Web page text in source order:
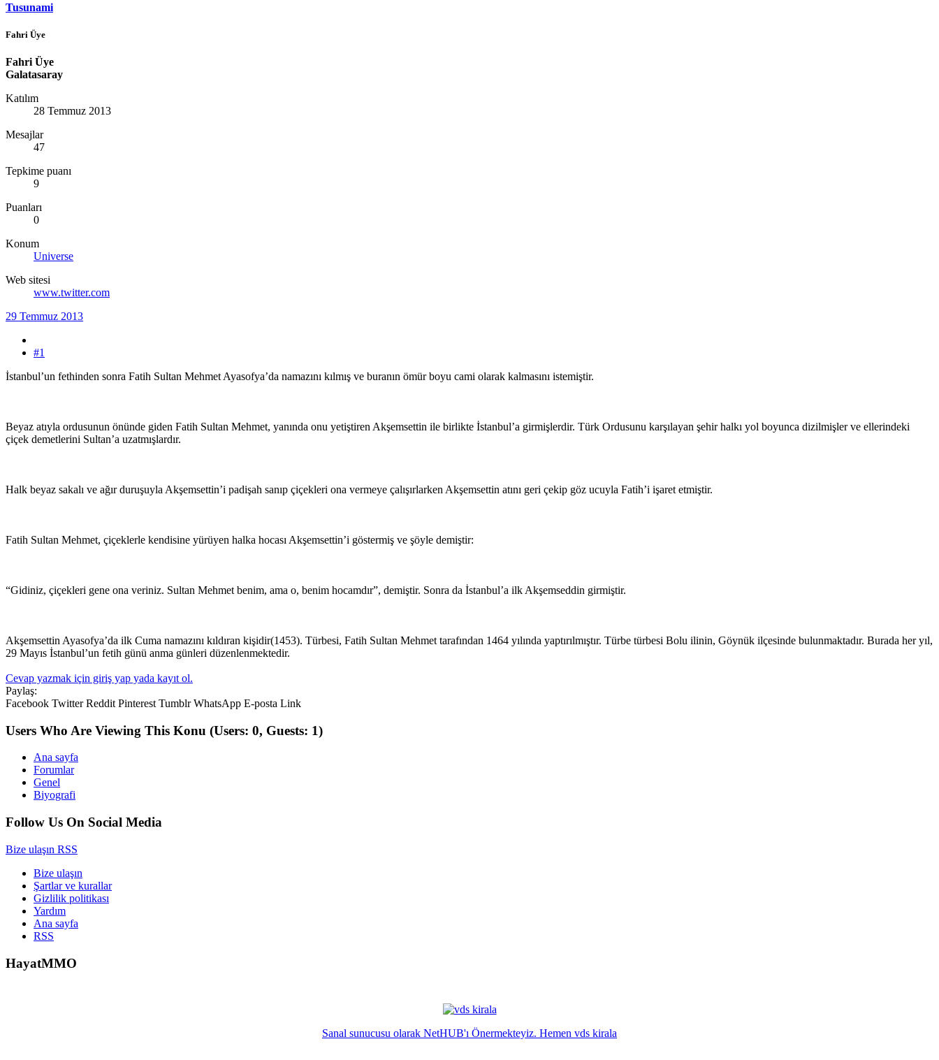
Tusunami
Fahri Üye
Fahri Üye
Galatasaray
Katılım
28 Temmuz 2013
Mesajlar
47
Tepkime puanı
9
Puanları
0
Konum
Universe
Web sitesi
www.twitter.com
29 Temmuz 2013
#1
İstanbul’un fethinden sonra Fatih Sultan Mehmet Ayasofya’da namazını kılmış ve buranın ömür boyu cami olarak kalmasını istemiştir.
Beyaz atıyla ordusunun önünde giden Fatih Sultan Mehmet, yanında onu yetiştiren Akşemsettin ile birlikte İstanbul’a girmişlerdir. Türk Ordusunu karşılayan şehir halkı yol boyunca dizilmişler ve ellerindeki
çiçek demetlerini Sultan’a uzatmışlardır.
Halk beyaz sakalı ve ağır duruşuyla Akşemsettin’i padişah sanıp çiçekleri ona vermeye çalışırlarken Akşemsettin atını geri çekip göz ucuyla Fatih’i işaret etmiştir.
Fatih Sultan Mehmet, çiçeklerle kendisine yürüyen halka hocası Akşemsettin’i göstermiş ve şöyle demiştir:
“Gidiniz, çiçekleri gene ona veriniz. Sultan Mehmet benim, ama o, benim hocamdır”, demiştir. Sonra da İstanbul’a ilk Akşemseddin girmiştir.
Akşemsettin Ayasofya’da ilk Cuma namazını kıldıran kişidir(1453). Türbesi, Fatih Sultan Mehmet tarafından 1464 yılında yaptırılmıştır. Türbe türbesi Bolu ilinin, Göynük ilçesinde bulunmaktadır. Burada her yıl,
29 Mayıs İstanbul’un fetih günü anma günleri düzenlenmektedir.
Cevap yazmak için giriş yap yada kayıt ol.
Paylaş:
Facebook Twitter Reddit Pinterest Tumblr WhatsApp E-posta Link
Users Who Are Viewing This Konu (Users: 0, Guests: 1)
Ana sayfa
Forumlar
Genel
Biyografi
Follow Us On Social Media
Bize ulaşın RSS
Bize ulaşın
Şartlar ve kurallar
Gizlilik politikası
Yardım
Ana sayfa
RSS
HayatMMO
Sanal sunucusu olarak NetHUB'ı Önermekteyiz. Hemen vds kirala